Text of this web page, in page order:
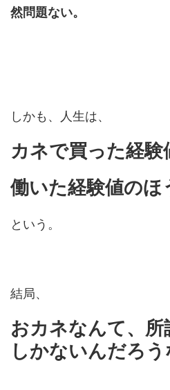
然問題ない。
しかも、人生は、
カネで買った経験
働いた経験値のほ
という。
結局、
おカネなんて、
しかないんだろう